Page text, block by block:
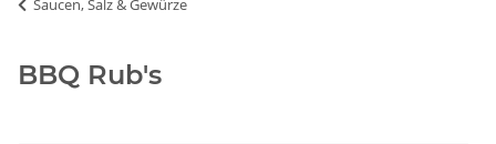
Saucen, Salz & Gewürze
BBQ Rub's